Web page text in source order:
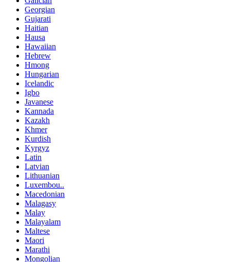
Georgian
Gujarati
Haitian
Hausa
Hawaiian
Hebrew
Hmong
Hungarian
Icelandic
Igbo
Javanese
Kannada
Kazakh
Khmer
Kurdish
Kyrgyz
Latin
Latvian
Lithuanian
Luxembou..
Macedonian
Malagasy
Malay
Malayalam
Maltese
Maori
Marathi
Mongolian